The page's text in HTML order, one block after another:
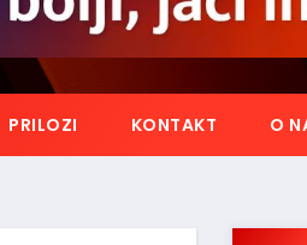
PRILOZI KONTAKT O